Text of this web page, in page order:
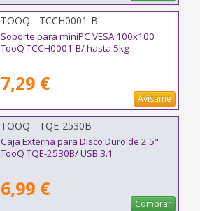
TOOQ - TCCH0001-B
Soporte para miniPC VESA 100x100
TooQ TCCH0001-B/ hasta 5kg
7,29 €
Avísame
TOOQ - TQE-2530B
Caja Externa para Disco Duro de 2.5"
TooQ TQE-2530B/ USB 3.1
6,99 €
Comprar